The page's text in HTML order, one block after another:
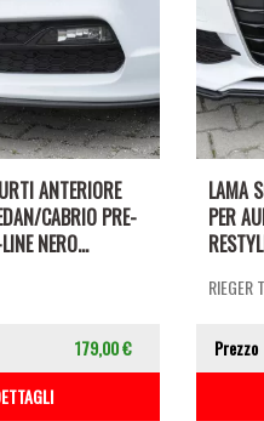
ANTERIORE
CABRIO PRE-
NERO...
179,00 €
LAMA
PER
RIEGER
Prezzo